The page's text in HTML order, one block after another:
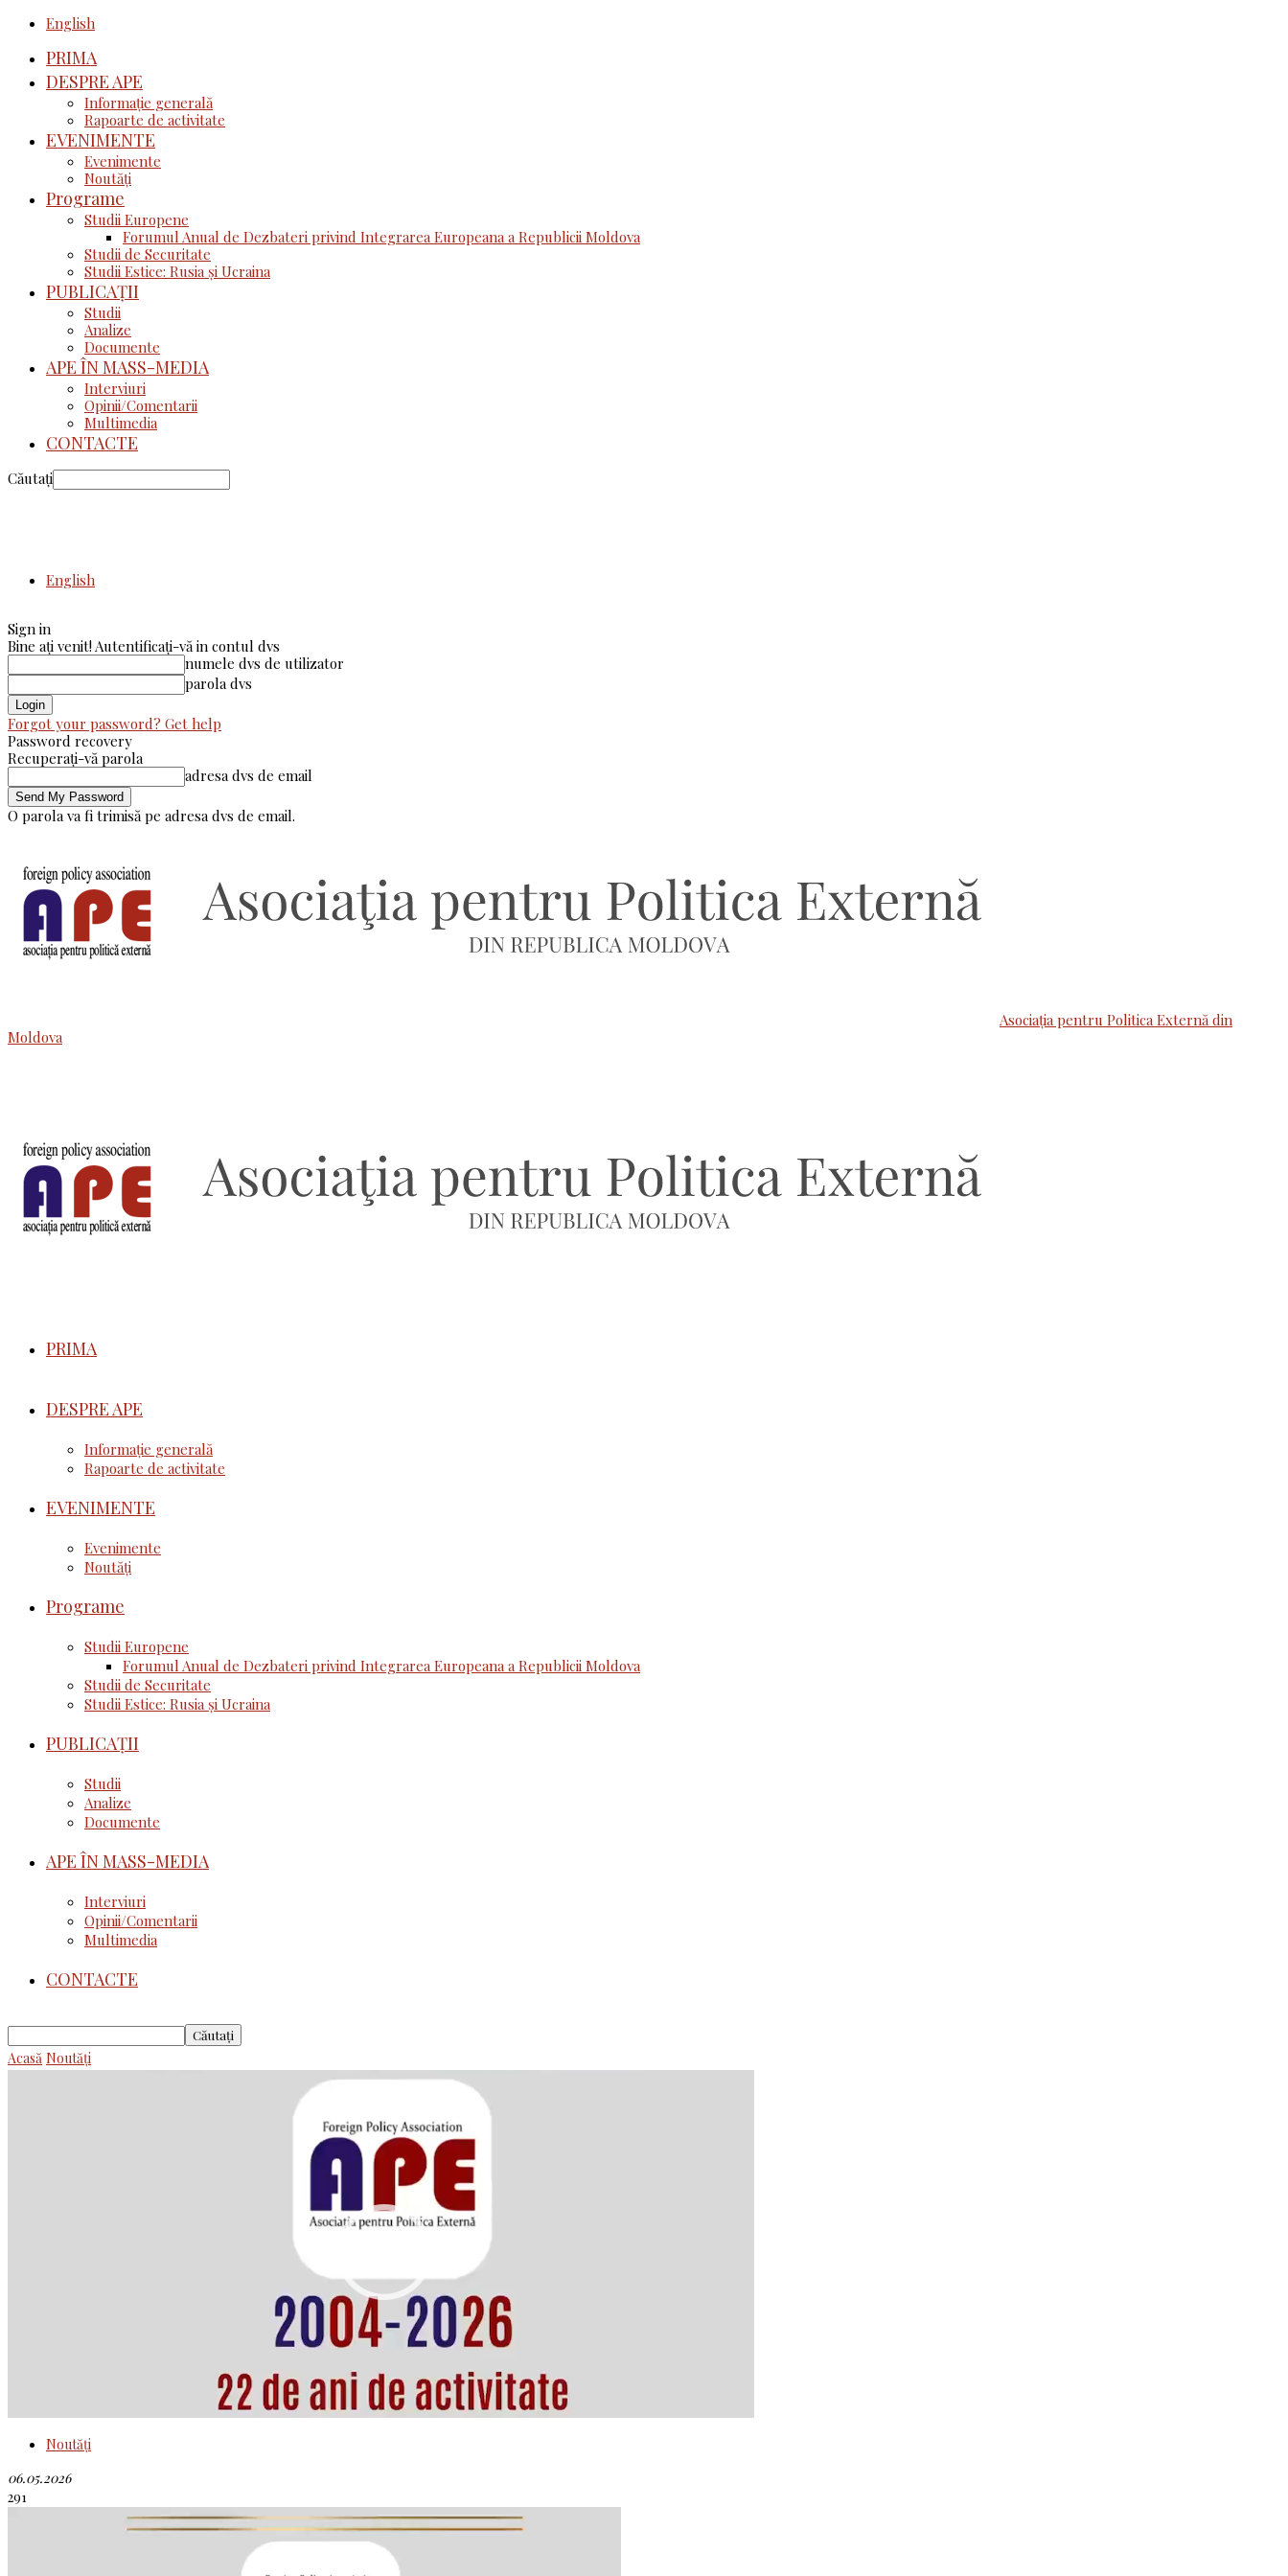
English
PRIMA
DESPRE APE
Informație generală
Rapoarte de activitate
EVENIMENTE
Evenimente
Noutăţi
Programe
Studii Europene
Forumul Anual de Dezbateri privind Integrarea Europeana a Republicii Moldova
Studii de Securitate
Studii Estice: Rusia și Ucraina
PUBLICAȚII
Studii
Analize
Documente
APE ÎN MASS-MEDIA
Interviuri
Opinii/Comentarii
Multimedia
CONTACTE
Căutați
English
Sign in
Bine ați venit! Autentificați-vă in contul dvs
numele dvs de utilizator
parola dvs
Forgot your password? Get help
Password recovery
Recuperați-vă parola
adresa dvs de email
O parola va fi trimisă pe adresa dvs de email.
Asociaţia pentru Politica Externă din
Moldova
PRIMA
DESPRE APE
Informație generală
Rapoarte de activitate
EVENIMENTE
Evenimente
Noutăţi
Programe
Studii Europene
Forumul Anual de Dezbateri privind Integrarea Europeana a Republicii Moldova
Studii de Securitate
Studii Estice: Rusia și Ucraina
PUBLICAȚII
Studii
Analize
Documente
APE ÎN MASS-MEDIA
Interviuri
Opinii/Comentarii
Multimedia
CONTACTE
Acasă Noutăţi
Noutăţi
06.05.2026
291